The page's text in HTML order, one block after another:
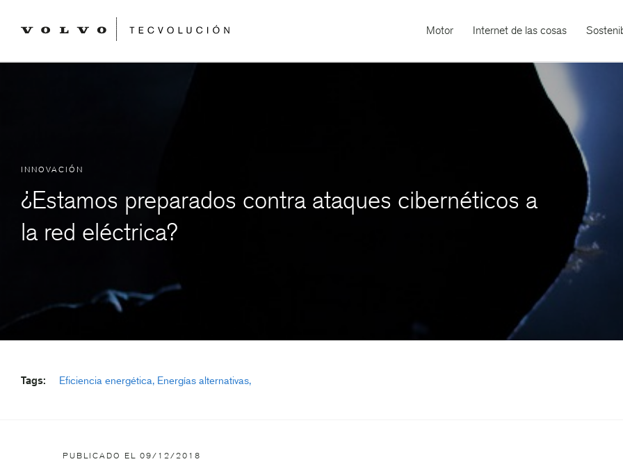
Motor Internet de las cosas
INNOVACIÓN
¿Estamos preparados contra ataques cibernéticos a
la red eléctrica?
Tags: Eficiencia energética Energías alternativas
PUBLICADO EL 09/12/2018